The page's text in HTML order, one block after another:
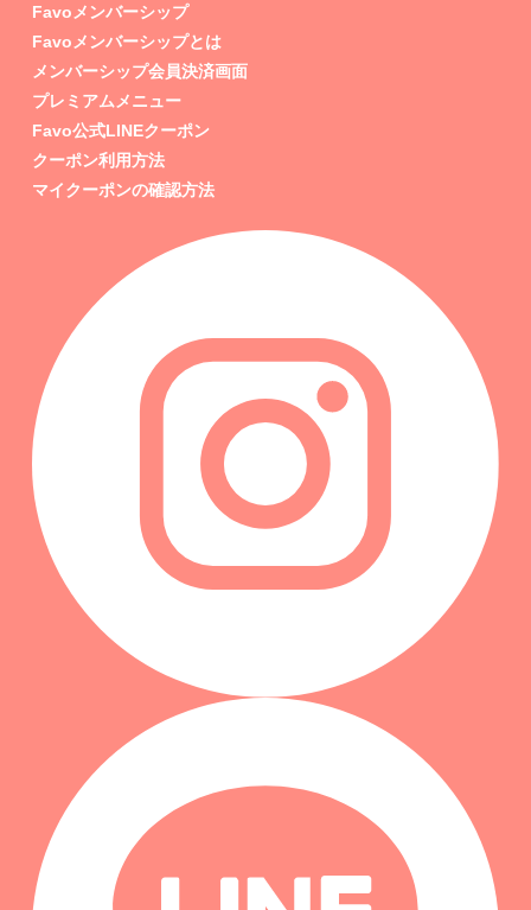
Favoメンバーシップ
Favoメンバーシップとは
メンバーシップ会員決済画面
プレミアムメニュー
Favo公式LINEクーポン
クーポン利用方法
マイクーポンの確認方法